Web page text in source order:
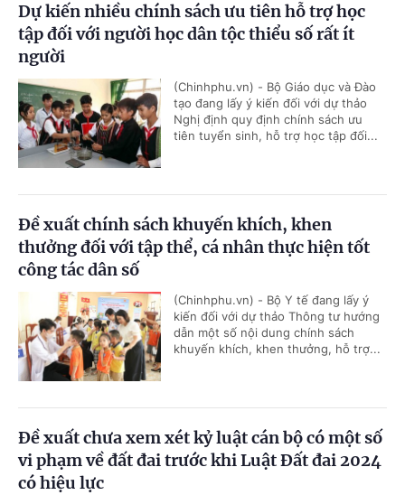
Dự kiến nhiều chính sách ưu tiên hỗ trợ học
tập đối với người học dân tộc thiểu số rất ít
người
(Chinhphu.vn) - Bộ Giáo dục và Đào
tạo đang lấy ý kiến đối với dự thảo
Nghị định quy định chính sách ưu
tiên tuyển sinh, hỗ trợ học tập đối...
Đề xuất chính sách khuyến khích, khen
thưởng đối với tập thể, cá nhân thực hiện tốt
công tác dân số
(Chinhphu.vn) - Bộ Y tế đang lấy ý
kiến đối với dự thảo Thông tư hướng
dẫn một số nội dung chính sách
khuyến khích, khen thưởng, hỗ trợ...
Đề xuất chưa xem xét kỷ luật cán bộ có một số
vi phạm về đất đai trước khi Luật Đất đai 2024
có hiệu lực